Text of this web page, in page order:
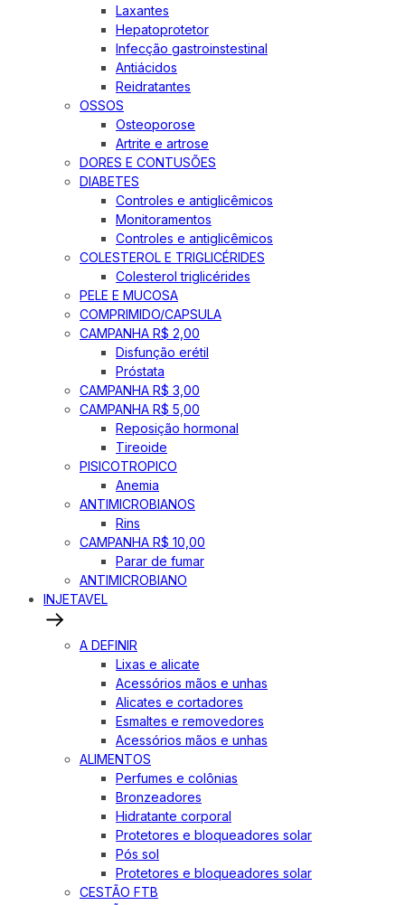
Laxantes
Hepatoprotetor
Infecção gastroinstestinal
Antiácidos
Reidratantes
OSSOS
Osteoporose
Artrite e artrose
DORES E CONTUSÕES
DIABETES
Controles e antiglicêmicos
Monitoramentos
Controles e antiglicêmicos
COLESTEROL E TRIGLICÉRIDES
Colesterol triglicérides
PELE E MUCOSA
COMPRIMIDO/CAPSULA
CAMPANHA R$ 2,00
Disfunção erétil
Próstata
CAMPANHA R$ 3,00
CAMPANHA R$ 5,00
Reposição hormonal
Tireoide
PISICOTROPICO
Anemia
ANTIMICROBIANOS
Rins
CAMPANHA R$ 10,00
Parar de fumar
ANTIMICROBIANO
INJETAVEL
A DEFINIR
Lixas e alicate
Acessórios mãos e unhas
Alicates e cortadores
Esmaltes e removedores
Acessórios mãos e unhas
ALIMENTOS
Perfumes e colônias
Bronzeadores
Hidratante corporal
Protetores e bloqueadores solar
Pós sol
Protetores e bloqueadores solar
CESTÃO FTB